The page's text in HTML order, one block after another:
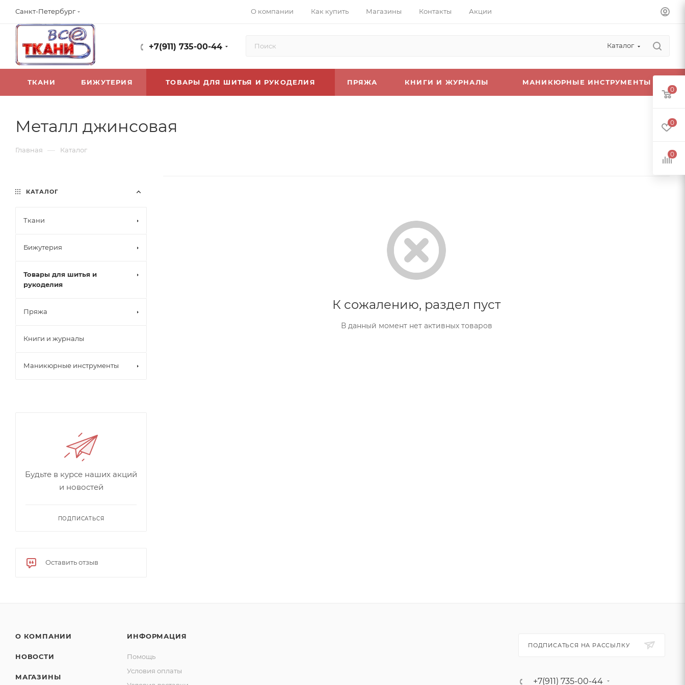
Санкт-Петербург О компании Как купить Магазины Контакты Акции
+7(911) 735-00-44 Каталог
ТКАНИ БИЖУТЕРИЯ ТОВАРЫ ДЛЯ ШИТЬЯ И РУКОДЕЛИЯ ПРЯЖА КНИГИ И ЖУРНАЛЫ МАНИКЮРНЫЕ ИНСТРУМЕНТЫ
Металл джинсовая
Главная — Каталог
К сожалению, раздел пуст
В данный момент нет активных товаров
КАТАЛОГ
Ткани
Бижутерия
Товары для шитья и
рукоделия
Пряжа
Книги и журналы
Маникюрные инструменты
Будьте в курсе наших акций
и новостей
ПОДПИСАТЬСЯ
Оставить отзыв
О КОМПАНИИ
НОВОСТИ
МАГАЗИНЫ
ИНФОРМАЦИЯ
Помощь
Условия оплаты
ПОДПИСАТЬСЯ НА РАССЫЛКУ
+7(911) 735-00-44
0
0
0